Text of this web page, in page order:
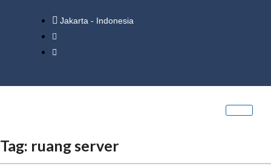
Jakarta - Indonesia
Tag: ruang server